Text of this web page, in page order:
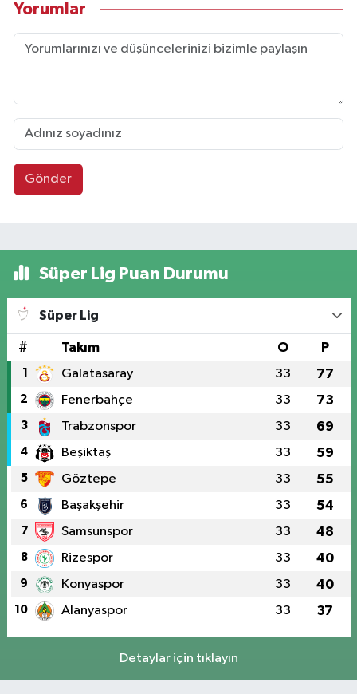
Yorumlar
Gönder
Süper Lig Puan Durumu
Süper Lig
# Takım O P
1 Galatasaray 33 77
2 Fenerbahçe 33 73
3 Trabzonspor 33 69
4 Beşiktaş 33 59
5 Göztepe 33 55
6 Başakşehir 33 54
7 Samsunspor 33 48
8 Rizespor 33 40
9 Konyaspor 33 40
10 Alanyaspor 33 37
Detaylar için tıklayın